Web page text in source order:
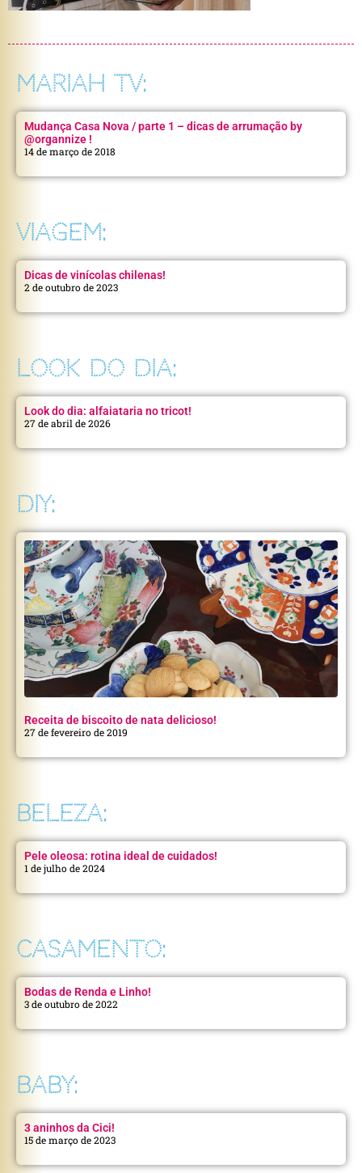
MARIAH TV:
Mudança Casa Nova / parte 1 – dicas de arrumação by
@organnize !
14 de março de 2018
VIAGEM:
Dicas de vinícolas chilenas!
2 de outubro de 2023
LOOK DO DIA:
Look do dia: alfaiataria no tricot!
27 de abril de 2026
DIY:
Receita de biscoito de nata delicioso!
27 de fevereiro de 2019
BELEZA:
Pele oleosa: rotina ideal de cuidados!
1 de julho de 2024
CASAMENTO:
Bodas de Renda e Linho!
3 de outubro de 2022
BABY:
3 aninhos da Cici!
15 de março de 2023